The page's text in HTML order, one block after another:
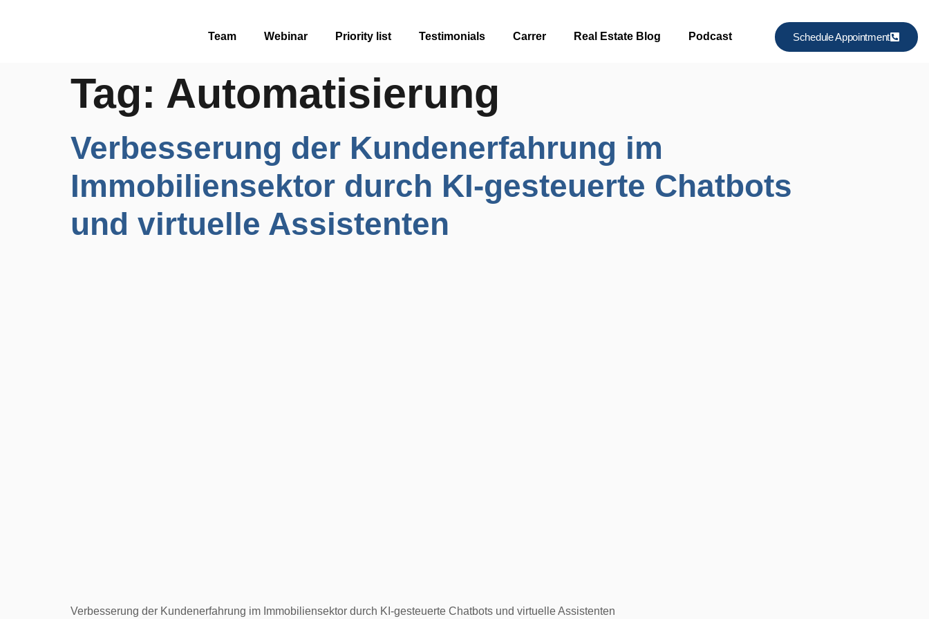
Team Webinar Priority list Testimonials Carrer Real Estate Blog Podcast Schedule Appointment
Tag: Automatisierung
Verbesserung der Kundenerfahrung im
Immobiliensektor durch KI-gesteuerte Chatbots
und virtuelle Assistenten
Verbesserung der Kundenerfahrung im Immobiliensektor durch KI-gesteuerte Chatbots und virtuelle Assistenten